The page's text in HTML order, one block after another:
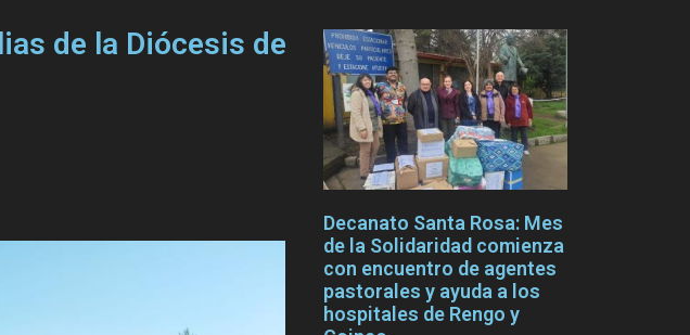
de la Diócesis de
Decanato Santa Rosa: Mes
de la Solidaridad comienza
con encuentro de agentes
pastorales y ayuda a los
hospitales de Rengo y